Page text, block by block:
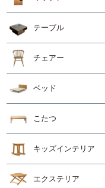
テーブル
チェアー
ベッド
こたつ
キッズインテリア
エクステリア